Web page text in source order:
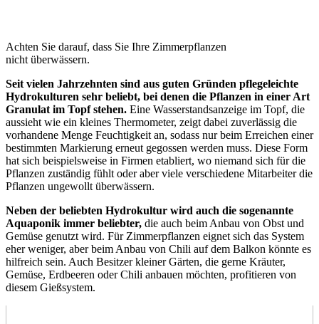
Achten Sie darauf, dass Sie Ihre Zimmerpflanzen
nicht überwässern.
Seit vielen Jahrzehnten sind aus guten Gründen pflegeleichte
Hydrokulturen sehr beliebt, bei denen die Pflanzen in einer Art
Granulat im Topf stehen. Eine Wasserstandsanzeige im Topf, die
aussieht wie ein kleines Thermometer, zeigt dabei zuverlässig die
vorhandene Menge Feuchtigkeit an, sodass nur beim Erreichen einer
bestimmten Markierung erneut gegossen werden muss. Diese Form
hat sich beispielsweise in Firmen etabliert, wo niemand sich für die
Pflanzen zuständig fühlt oder aber viele verschiedene Mitarbeiter die
Pflanzen ungewollt überwässern.
Neben der beliebten Hydrokultur wird auch die sogenannte
Aquaponik immer beliebter, die auch beim Anbau von Obst und
Gemüse genutzt wird. Für Zimmerpflanzen eignet sich das System
eher weniger, aber beim Anbau von Chili auf dem Balkon könnte es
hilfreich sein. Auch Besitzer kleiner Gärten, die gerne Kräuter,
Gemüse, Erdbeeren oder Chili anbauen möchten, profitieren von
diesem Gießsystem.